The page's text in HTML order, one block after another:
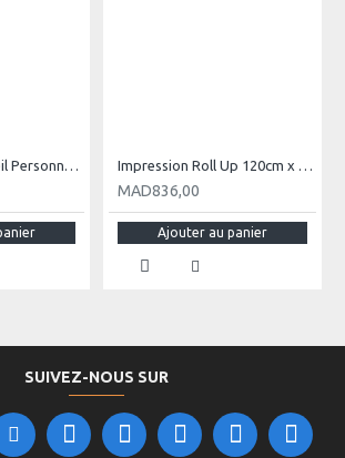
Comptoir d'Accueil Personnalisé Impression Roll Up 120cm x 200 cm
MAD836,00
Ajouter au panier
SUIVEZ-NOUS SUR